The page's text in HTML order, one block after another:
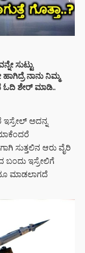
ಸುಟ್ಟು
ನಾನು ನಿಮ್ಮ
ಓದಿ ಶೇರ್ ಮಾಡಿ..
ಅದನ್ನ
ಸುತ್ತಲಿನ ಆರು ವೈರಿ
ಬಂದು ಇಸ್ರೇಲಿಗೆ
ಮಾಡಲಾಗದೆ